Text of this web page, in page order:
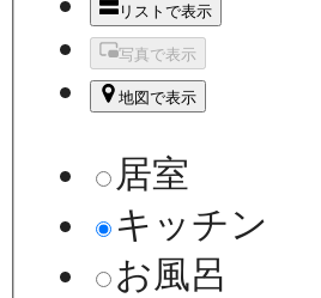
リストで表示
写真で表示
地図で表示
居室
キッチン
お風呂